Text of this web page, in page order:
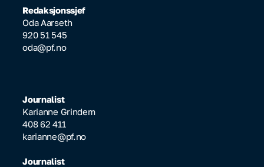
Redaksjonssjef
Oda Aarseth
920 51 545
oda@pf.no
Journalist
Karianne Grindem
408 62 411
karianne@pf.no
Journalist